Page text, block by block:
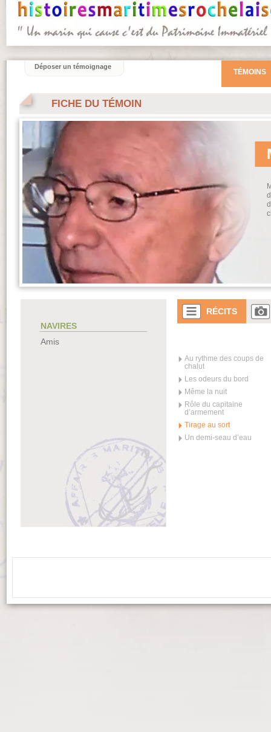
FICHE DU TÉMOIN
NAVIRES
Amis
RÉCITS
Au rythme des coups de
chalut
Les odeurs du bord
Même la nuit
Rôle du capitaine
d’armement
Tirage au sort
Un demi-seau d’eau
TÉMOINS
Déposer un témoignage